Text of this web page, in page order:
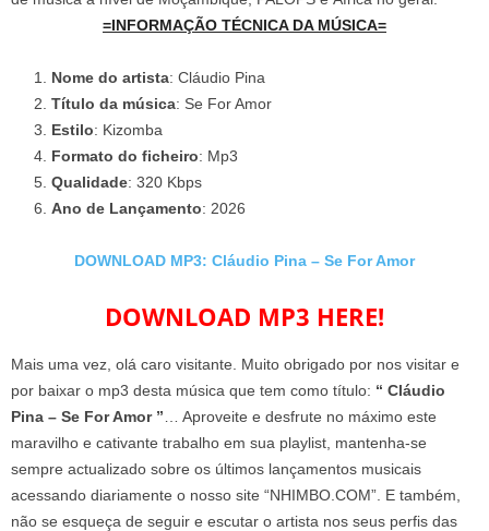
=INFORMAÇÃO TÉCNICA DA MÚSICA=
Nome do artista: Cláudio Pina
Título da música: Se For Amor
Estilo: Kizomba
Formato do ficheiro: Mp3
Qualidade: 320 Kbps
Ano de Lançamento: 2026
DOWNLOAD MP3: Cláudio Pina – Se For Amor
DOWNLOAD MP3 HERE!
Mais uma vez, olá caro visitante. Muito obrigado por nos visitar e
por baixar o mp3 desta música que tem como título: “ Cláudio
Pina – Se For Amor ” … Aproveite e desfrute no máximo este
maravilho e cativante trabalho em sua playlist, mantenha-se
sempre actualizado sobre os últimos lançamentos musicais
acessando diariamente o nosso site “NHIMBO.COM”. E também,
não se esqueça de seguir e escutar o artista nos seus perfis das